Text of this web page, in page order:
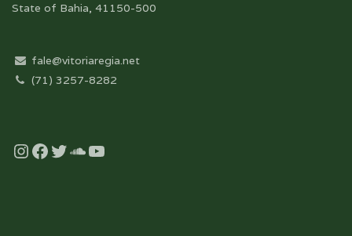
State of Bahia, 41150-500
fale@vitoriaregia.net
(71) 3257-8282
Instagram
Facebook
Twitter
Soundcloud
YouTube